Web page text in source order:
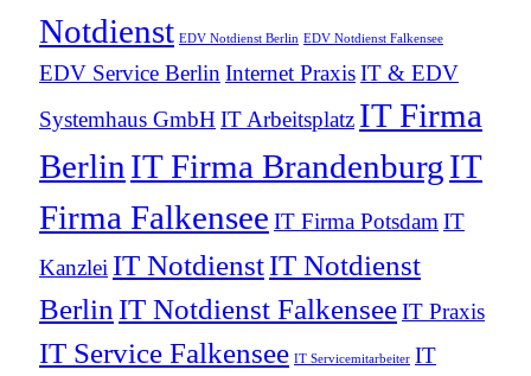
Notdienst EDV Notdienst Berlin EDV Notdienst Falkensee
EDV Service Berlin Internet PraxisIT & EDV
Systemhaus GmbH IT Arbeitsplatz IT Firma
Berlin IT Firma BrandenburgIT
Firma Falkensee IT Firma Potsdam IT
Kanzlei IT NotdienstIT Notdienst
Berlin IT Notdienst FalkenseeIT Praxis
IT Service Falkensee IT Servicemitarbeiter IT